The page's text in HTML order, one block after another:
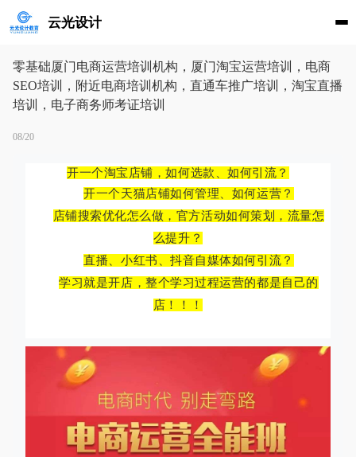
云光设计
零基础厦门电商运营培训机构，厦门淘宝运营培训，电商
SEO培训，附近电商培训机构，直通车推广培训，淘宝直播
培训，电子商务师考证培训
08/20
开一个淘宝店铺，如何选款、如何引流？
开一个天猫店铺如何管理、如何运营？
店铺搜索优化怎么做，官方活动如何策划，流量怎
么提升？
直播、小红书、抖音自媒体如何引流？
学习就是开店，整个学习过程运营的都是自己的
店！！！